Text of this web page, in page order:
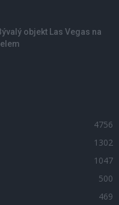
objekt Las Vegas na
4756
1302
1047
500
469